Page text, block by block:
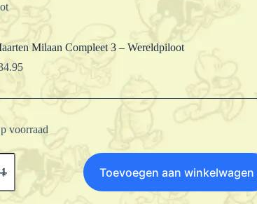
Milaan Compleet 3 – Wereldpiloot
voorraad
Toevoegen aan winkelwagen